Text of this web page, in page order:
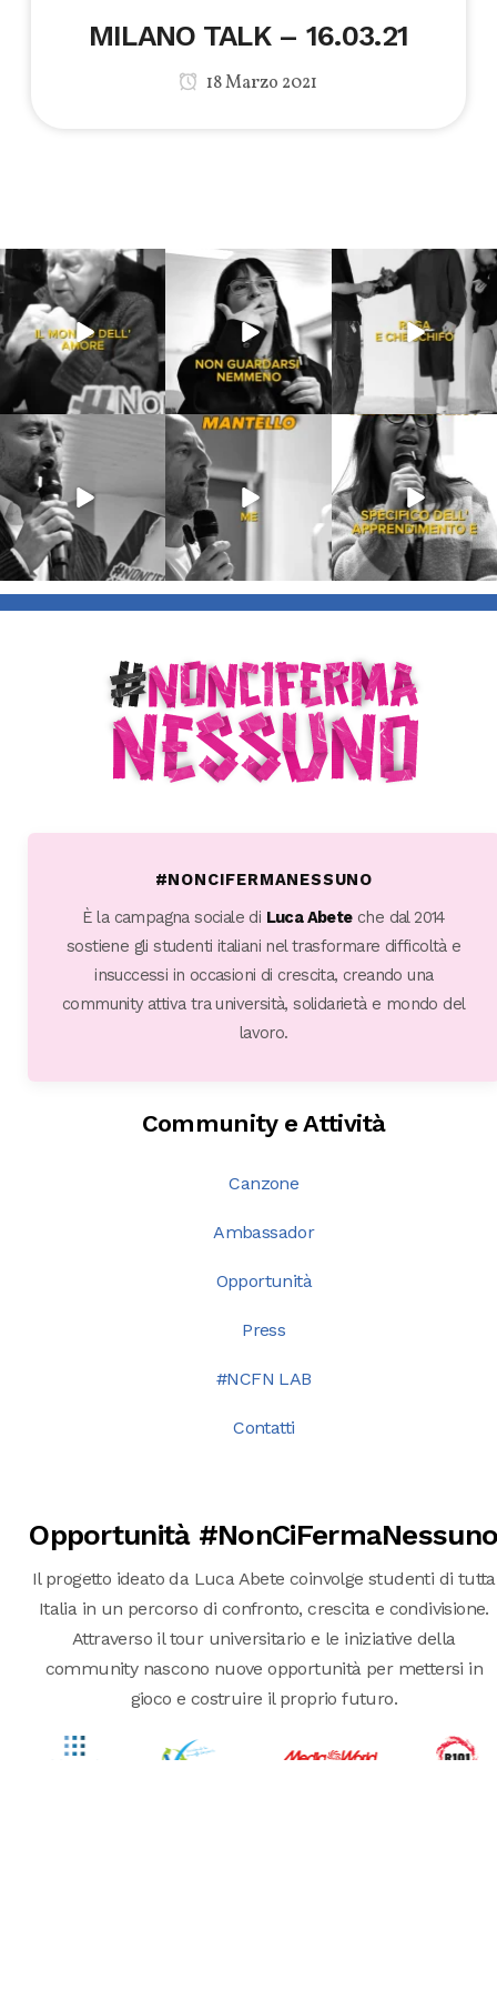
MILANO TALK – 16.03.21
18 Marzo 2021
Lug 31
213 4
Lug 16
53 1
Lug 13
199 10
Lug 9
54
Giu 21 Giu 18
871
#NONCIFERMANESSUNO
È la campagna sociale di Luca Abeteche dal 2014
sostiene gli studenti italiani nel trasformare difficoltà e
insuccessi in occasioni di crescita, creando una
community attiva tra università, solidarietà e mondo del
lavoro.
Community e Attività
Canzone
Ambassador
Opportunità
Press
#NCFN LAB
Contatti
Opportunità
Il progetto ideato da Luca Abete coinvolge studenti di tutta
Italia in un percorso di confronto, crescita e condivisione.
Attraverso il tour universitario e le iniziative della
community nascono nuove opportunità per mettersi in
gioco e costruire il proprio futuro.